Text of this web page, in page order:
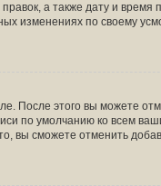
а также дату и
изменениях по своему
После этого вы можете
по умолчанию ко всем
вы сможете отменить